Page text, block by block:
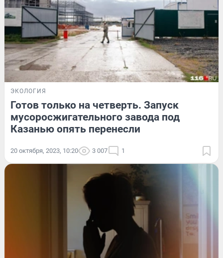
ЭКОЛОГИЯ
Готов только на четверть. Запуск
мусоросжигательного завода под
Казанью опять перенесли
20 октября, 2023, 10:20 3 007 1